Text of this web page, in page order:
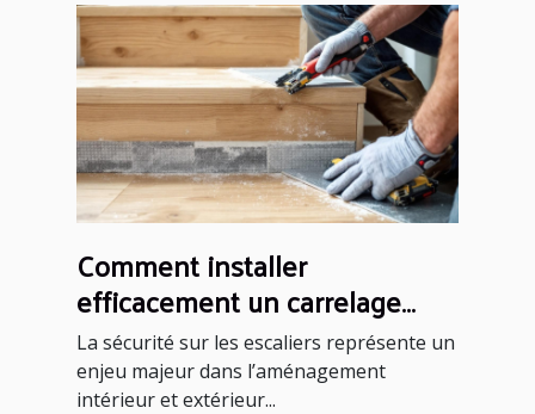
Comment installer
efficacement un carrelage
antidérapant sur un escalier ?
La sécurité sur les escaliers représente un
enjeu majeur dans l’aménagement
intérieur et extérieur...